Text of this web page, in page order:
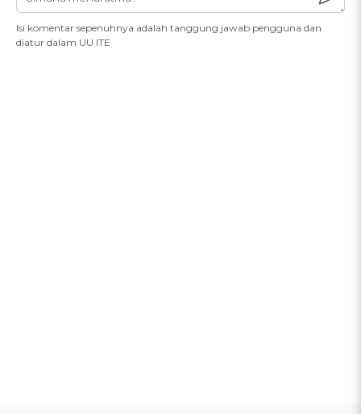
Isi komentar sepenuhnya adalah tanggung jawab pengguna dan
diatur dalam UU ITE